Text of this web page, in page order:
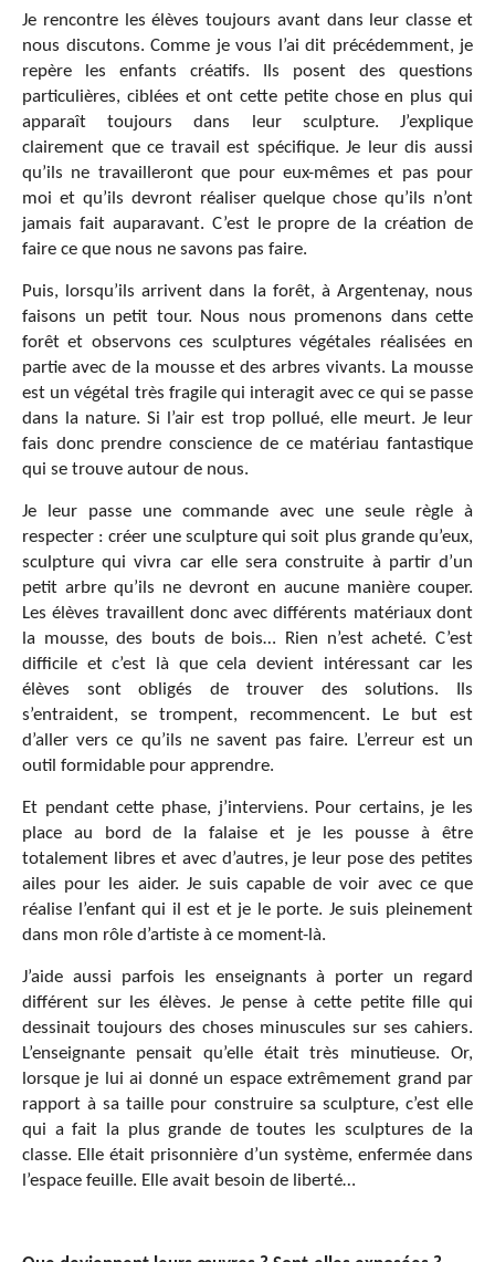
Je rencontre les élèves toujours avant dans leur classe et
nous discutons. Comme je vous l’ai dit précédemment, je
repère les enfants créatifs. Ils posent des questions
particulières, ciblées et ont cette petite chose en plus qui
apparaît toujours dans leur sculpture. J’explique
clairement que ce travail est spécifique. Je leur dis aussi
qu’ils ne travailleront que pour eux-mêmes et pas pour
moi et qu’ils devront réaliser quelque chose qu’ils n’ont
jamais fait auparavant. C’est le propre de la création de
faire ce que nous ne savons pas faire.
Puis, lorsqu’ils arrivent dans la forêt, à Argentenay, nous
faisons un petit tour. Nous nous promenons dans cette
forêt et observons ces sculptures végétales réalisées en
partie avec de la mousse et des arbres vivants. La mousse
est un végétal très fragile qui interagit avec ce qui se passe
dans la nature. Si l’air est trop pollué, elle meurt. Je leur
fais donc prendre conscience de ce matériau fantastique
qui se trouve autour de nous.
Je leur passe une commande avec une seule règle à
respecter : créer une sculpture qui soit plus grande qu’eux,
sculpture qui vivra car elle sera construite à partir d’un
petit arbre qu’ils ne devront en aucune manière couper.
Les élèves travaillent donc avec différents matériaux dont
la mousse, des bouts de bois… Rien n’est acheté. C’est
difficile et c’est là que cela devient intéressant car les
élèves sont obligés de trouver des solutions. Ils
s’entraident, se trompent, recommencent. Le but est
d’aller vers ce qu’ils ne savent pas faire. L’erreur est un
outil formidable pour apprendre.
Et pendant cette phase, j’interviens. Pour certains, je les
place au bord de la falaise et je les pousse à être
totalement libres et avec d’autres, je leur pose des petites
ailes pour les aider. Je suis capable de voir avec ce que
réalise l’enfant qui il est et je le porte. Je suis pleinement
dans mon rôle d’artiste à ce moment-là.
J’aide aussi parfois les enseignants à porter un regard
différent sur les élèves. Je pense à cette petite fille qui
dessinait toujours des choses minuscules sur ses cahiers.
L’enseignante pensait qu’elle était très minutieuse. Or,
lorsque je lui ai donné un espace extrêmement grand par
rapport à sa taille pour construire sa sculpture, c’est elle
qui a fait la plus grande de toutes les sculptures de la
classe. Elle était prisonnière d’un système, enfermée dans
l’espace feuille. Elle avait besoin de liberté…